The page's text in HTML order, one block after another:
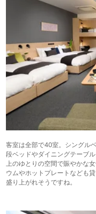
客室は全部で40室。シングル
段ベッドやダイニングテーブ
上のゆとりの空間で賑やかな
ウムやホットプレートなども
盛り上がれそうですね。